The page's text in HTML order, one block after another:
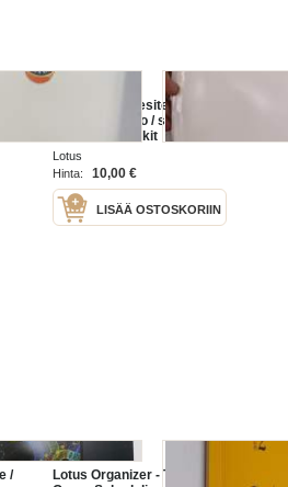
Lotus -myyntiesite /
Lehdistökansio / sales brochure /
press release kit
Lotus
Hinta:
10,00 €
LISÄÄ OSTOSKORIIN
/
Lotus Organizer - The Personal and